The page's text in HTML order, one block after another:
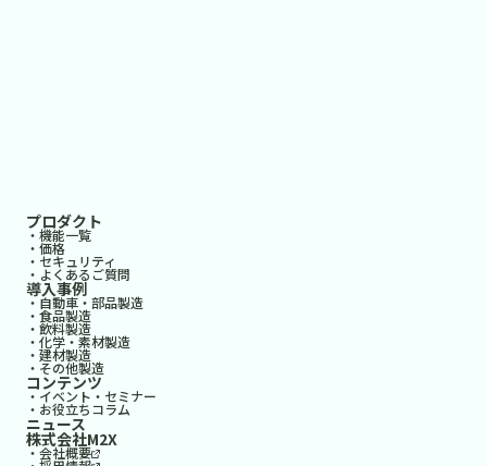
プロダクト
・機能一覧
・価格
・セキュリティ
・よくあるご質問
導入事例
・自動車・部品製造
・食品製造
・飲料製造
・化学・素材製造
・建材製造
・その他製造
コンテンツ
・イベント・セミナー
・お役立ちコラム
ニュース
株式会社M2X
・会社概要